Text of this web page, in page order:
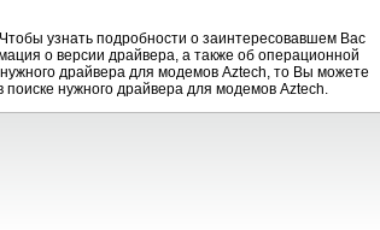
узнать подробности о заинтересовавшем Вас
о версии драйвера, а также об операционной
драйвера для модемов Aztech, то Вы можете
нужного драйвера для модемов Aztech.